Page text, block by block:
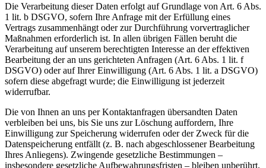
Die Verarbeitung dieser Daten erfolgt auf Grundlage von Art. 6 Abs.
1 lit. b DSGVO, sofern Ihre Anfrage mit der Erfüllung eines
Vertrags zusammenhängt oder zur Durchführung vorvertraglicher
Maßnahmen erforderlich ist. In allen übrigen Fällen beruht die
Verarbeitung auf unserem berechtigten Interesse an der effektiven
Bearbeitung der an uns gerichteten Anfragen (Art. 6 Abs. 1 lit. f
DSGVO) oder auf Ihrer Einwilligung (Art. 6 Abs. 1 lit. a DSGVO)
sofern diese abgefragt wurde; die Einwilligung ist jederzeit
widerrufbar.
Die von Ihnen an uns per Kontaktanfragen übersandten Daten
verbleiben bei uns, bis Sie uns zur Löschung auffordern, Ihre
Einwilligung zur Speicherung widerrufen oder der Zweck für die
Datenspeicherung entfällt (z. B. nach abgeschlossener Bearbeitung
Ihres Anliegens). Zwingende gesetzliche Bestimmungen –
insbesondere gesetzliche Aufbewahrungsfristen – bleiben unberührt.